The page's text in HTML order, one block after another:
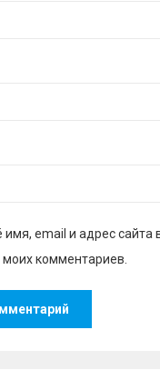
email и адрес сайта
комментариев.